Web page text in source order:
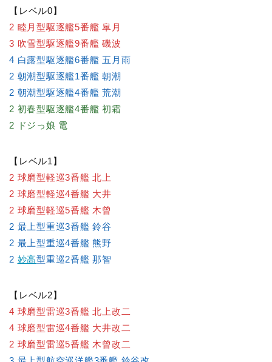
【レベル0】
2 睦月型駆逐艦5番艦 皐月
3 吹雪型駆逐艦9番艦 磯波
4 白露型駆逐艦6番艦 五月雨
2 朝潮型駆逐艦1番艦 朝潮
2 朝潮型駆逐艦4番艦 荒潮
2 初春型駆逐艦4番艦 初霜
2 ドジっ娘 電
【レベル1】
2 球磨型軽巡3番艦 北上
2 球磨型軽巡4番艦 大井
2 球磨型軽巡5番艦 木曾
2 最上型重巡3番艦 鈴谷
2 最上型重巡4番艦 熊野
2 妙高型重巡2番艦 那智
【レベル2】
4 球磨型雷巡3番艦 北上改二
4 球磨型雷巡4番艦 大井改二
2 球磨型雷巡5番艦 木曾改二